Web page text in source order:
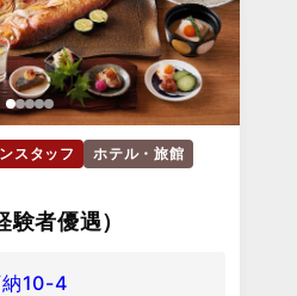
スタッフ ホテル・旅館
者優遇）
納10-4